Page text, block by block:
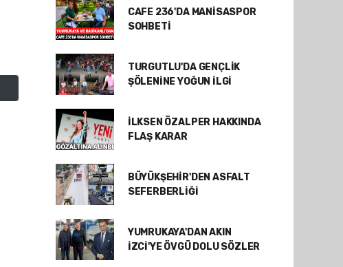
CAFE 236'DA MANİSASPOR
SOHBETİ
TURGUTLU'DA GENÇLİK
ŞÖLENİNE YOĞUN İLGİ
İLKSEN ÖZALPER HAKKINDA
FLAŞ KARAR
BÜYÜKŞEHİR'DEN ASFALT
SEFERBERLİĞİ
YUMRUKAYA'DAN AKIN
İZCİ'YE ÖVGÜ DOLU SÖZLER